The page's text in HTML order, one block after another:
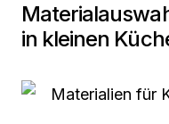
in kleinen